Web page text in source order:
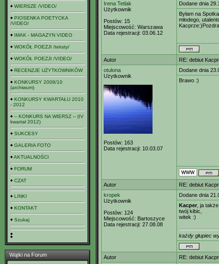
WIERSZE /VIDEO/
PIOSENKA POETYCKA
/VIDEO/
IMAK - MAGAZYN VIDEO
WOKÓŁ POEZJI /teksty/
WOKÓŁ POEZJI /VIDEO/
RECENZJE UŻYTKOWNIKÓW
KONKURSY 2008/10
(archiwum)
KONKURSY KWARTAŁU 2010
- 2012
-- KONKURS NA WIERSZ -- (IV
kwartał 2012)
SUKCESY
GALERIA FOTO
AKTUALNOŚCI
FORUM
CZAT
LINKI
KONTAKT
Szukaj
Wątki na Forum
Irena Tetlak
Użytkownik
Postów: 15
Miejscowość: Warszawa
Data rejestracji: 03.06.12
Dodane dnia
Byłam na
młodego,
Autor
RE: debiut
otulona
Użytkownik
Postów: 163
Data rejestracji: 10.03.07
Dodane dnia
Brawo :)
Autor
RE: debiut
kropek
Użytkownik
Postów: 124
Miejscowość: Bartoszyce
Data rejestracji: 27.08.08
Dodane dnia
Kacper , ja
twój kibic,
witek :)
każdy głupiec
Autor
RE: debiut